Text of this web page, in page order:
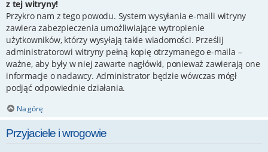
z tej witryny!
Przykro nam z tego powodu. System wysyłania e-maili witryny
zawiera zabezpieczenia umożliwiające wytropienie
użytkowników, którzy wysyłają takie wiadomości. Prześlij
administratorowi witryny pełną kopię otrzymanego e-maila –
ważne, aby były w niej zawarte nagłówki, ponieważ zawierają one
informacje o nadawcy. Administrator będzie wówczas mógł
podjąć odpowiednie działania.
Na górę
Przyjaciele i wrogowie